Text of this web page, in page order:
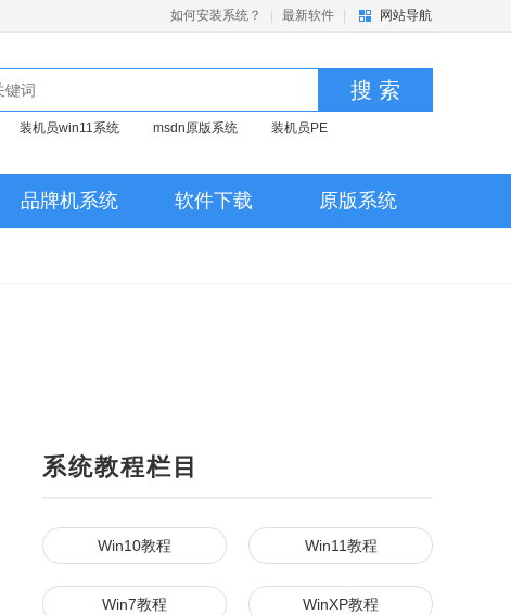
如何安装系统？ 最新软件 网站导航
搜 索
装机员win11系统 msdn原版系统 装机员PE
品牌机系统 软件下载 原版系统
系统教程栏目
Win10教程 Win11教程
Win7教程 WinXP教程